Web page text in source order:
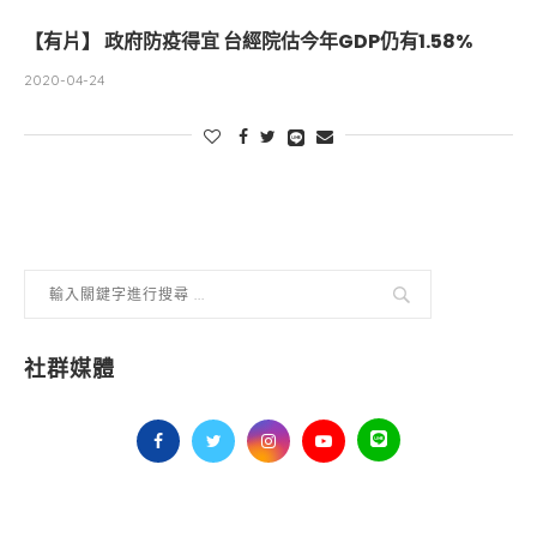
【有片】 政府防疫得宜 台經院估今年GDP仍有1.58%
2020-04-24
社群媒體